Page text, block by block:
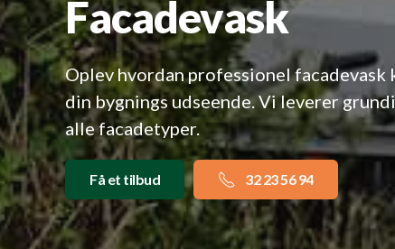
Facadevask
Oplev hvordan professionel facadevask
din bygnings udseende. Vi leverer
alle facadetyper.
Få et tilbud 32 23 56 94